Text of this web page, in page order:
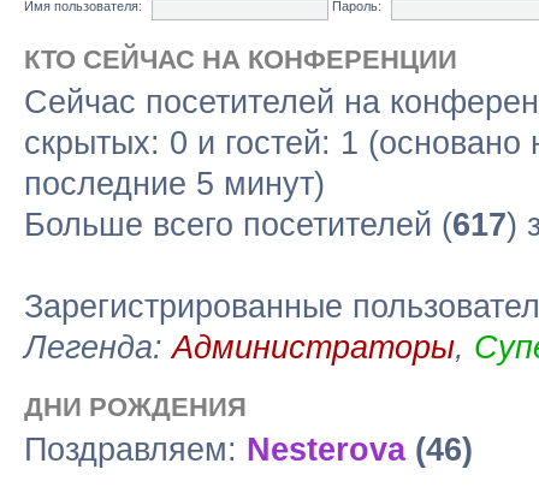
Имя пользователя: Пароль:
КТО СЕЙЧАС НА КОНФЕРЕНЦИИ
Сейчас посетителей на
скрытых: 0 и гостей: 1 (основано
последние 5 минут)
Больше всего посетителей (617)
Зарегистрированные
Легенда:Администраторы,
ДНИ РОЖДЕНИЯ
Поздравляем: Nesterova(46)